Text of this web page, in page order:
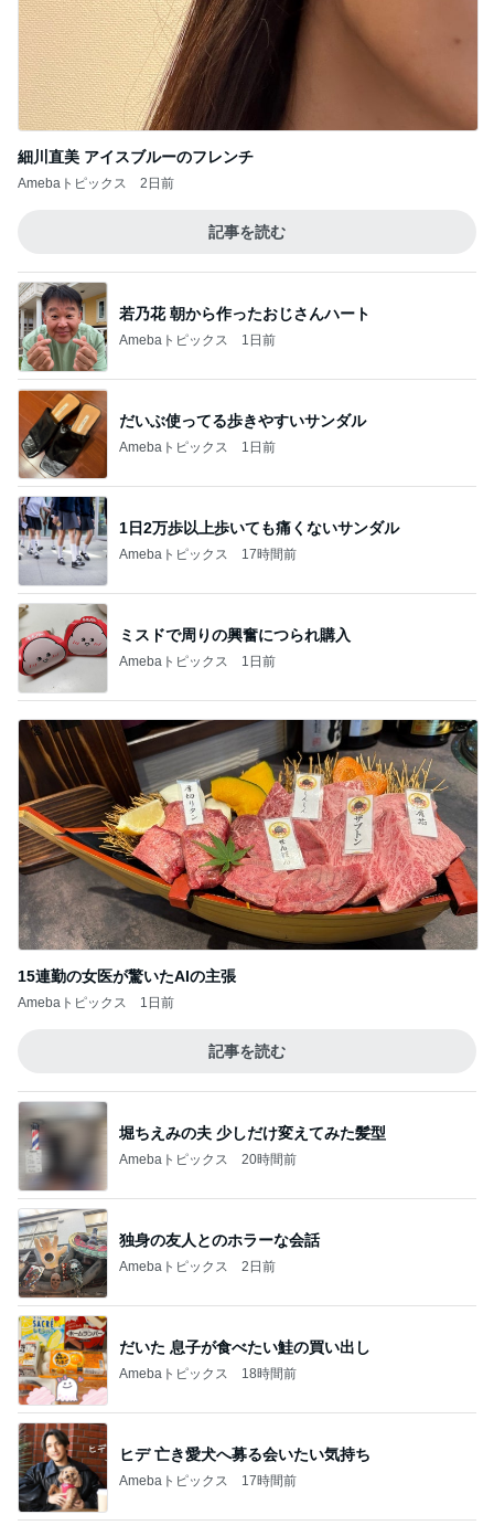
細川直美 アイスブルーのフレンチ
Amebaトピックス 2日前
記事を読む
若乃花 朝から作ったおじさんハート
Amebaトピックス 1日前
だいぶ使ってる歩きやすいサンダル
Amebaトピックス 1日前
1日2万歩以上歩いても痛くないサンダル
Amebaトピックス 17時間前
ミスドで周りの興奮につられ購入
Amebaトピックス 1日前
15連勤の女医が驚いたAIの主張
Amebaトピックス 1日前
記事を読む
堀ちえみの夫 少しだけ変えてみた髪型
Amebaトピックス 20時間前
独身の友人とのホラーな会話
Amebaトピックス 2日前
だいた 息子が食べたい鮭の買い出し
Amebaトピックス 18時間前
ヒデ 亡き愛犬へ募る会いたい気持ち
Amebaトピックス 17時間前